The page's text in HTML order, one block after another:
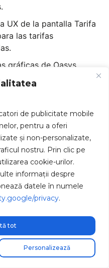
de publicitate mobile
pentru a oferi
și non-personalizate,
nostru. Prin clic pe
cookie-urilor.
informații despre
datele în numele
privacy.
Personalizează
tot
UX de la pantalla Tarifa
las tarifas
gráficas de Oasys
en la web.
negativos en las
incongruentes en
Oasys.
"Nivel de bateria"
gráfica de Oasys.
para cuando un
cargadores
del boton al cambiar
evitar múltiples